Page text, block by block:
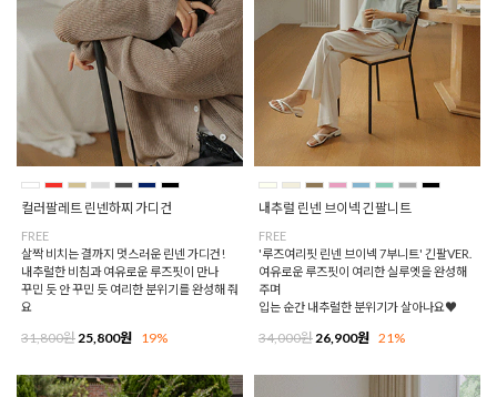
컬러팔레트 린넨하찌 가디건
FREE
살짝 비치는 결까지 멋스러운 린넨 가디건!
내추럴한 비침과 여유로운 루즈핏이 만나
꾸민 듯 안 꾸민 듯 여리한 분위기를 완성해 줘
요
31,800원 25,800원 19%
내추럴 린넨 브이넥 긴팔니트
FREE
'루즈여리핏 린넨 브이넥 7부니트' 긴팔VER.
여유로운 루즈핏이 여리한 실루엣을 완성해
주며
입는 순간 내추럴한 분위기가 살아나요♥
34,000원 26,900원 21%